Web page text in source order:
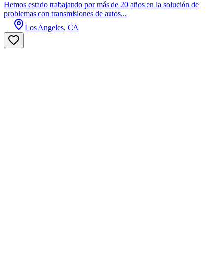
Hemos estado trabajando por más de 20 años en la solución de
problemas con transmisiones de autos...
Los Angeles, CA